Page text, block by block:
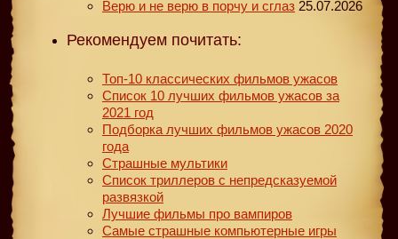
Верю и не верю в порчу и сглаз 25.07.2026
Рекомендуем почитать:
Топ-10 классических фильмов ужасов
Список 10 лучших фильмов ужасов за
2021 год
Подборка лучших фильмов ужасов 2020
года
Страшные мультики
Список триллеров с непредсказуемой
развязкой
Лучшие фильмы про вампиров
Самые страшные компьютерные игры